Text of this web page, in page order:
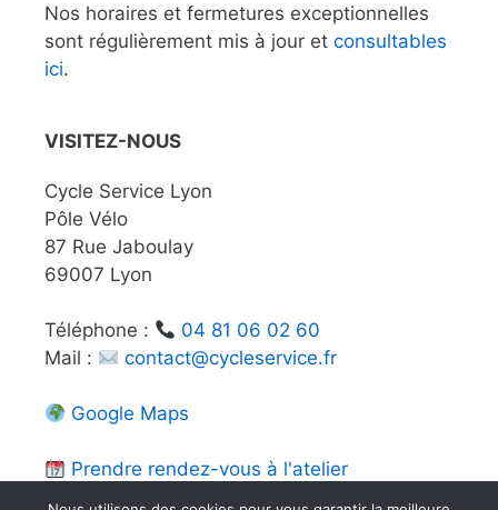
Nos horaires et fermetures exceptionnelles
sont régulièrement mis à jour et consultables
ici.
VISITEZ-NOUS
Cycle Service Lyon
Pôle Vélo
87 Rue Jaboulay
69007 Lyon
Téléphone :
04 81 06 02 60
Mail :
contact@cycleservice.fr
Google Maps
Prendre rendez-vous à l'atelier